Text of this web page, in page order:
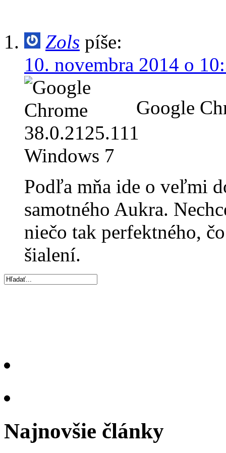
Zols píše:
10. novembra 2014 o
Google
Windows 7
Podľa mňa ide o veľmi
samotného Aukra.
niečo tak perfektného,
šialení.
Najnovšie články